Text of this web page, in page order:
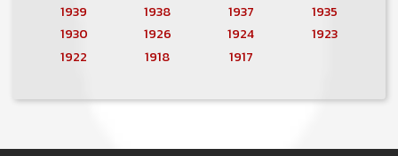
1939
1938 1937
1935
1930
1926 1924
1923
1922
1918 1917